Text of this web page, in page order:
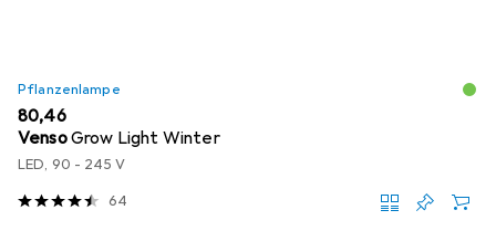
Pflanzenlampe
EUR
80,46
VensoGrow Light Winter
LED, 90 - 245 V
64